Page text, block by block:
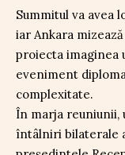
Summitul va avea
iar Ankara
proiecta imaginea
eveniment
complexitate.
În marja reuniunii,
întâlniri bilaterale